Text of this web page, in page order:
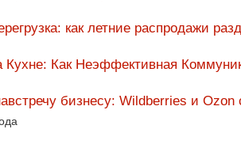
как летние распродажи
Кухне: Как Неэффективная
бизнесу: Wildberries и